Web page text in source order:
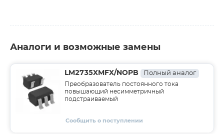
Аналоги и возможные замены
LM2735XMFX/NOPB Полный аналог
Преобразователь постоянного тока
повышающий несимметричный
подстраиваемый
Сообщить о поступлении